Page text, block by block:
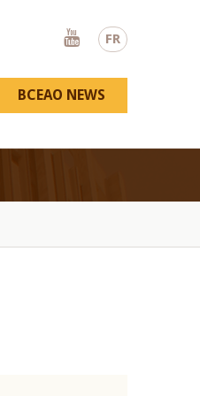
FR
Youtube
BCEAO NEWS